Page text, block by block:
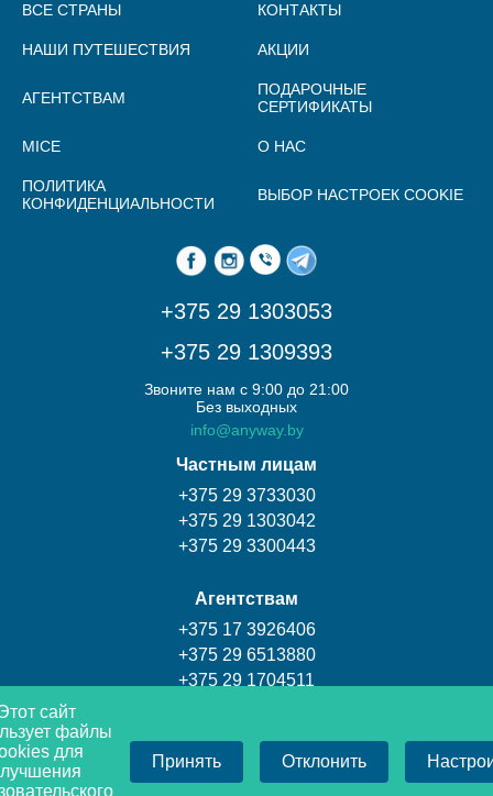
ВСЕ СТРАНЫ КОНТАКТЫ
НАШИ ПУТЕШЕСТВИЯ АКЦИИ
АГЕНТСТВАМ
ПОДАРОЧНЫЕ
СЕРТИФИКАТЫ
MICE О НАС
ПОЛИТИКА
КОНФИДЕНЦИАЛЬНОСТИ
ВЫБОР НАСТРОЕК COOKIE
+375 29 1303053
+375 29 1309393
Звоните нам с 9:00 до 21:00
Без выходных
info@anyway.by
Частным лицам
+375 29 3733030
+375 29 1303042
+375 29 3300443
Агентствам
+375 17 3926406
+375 29 6513880
+375 29 1704511
+375 17 3009393
+375 29 1309393
сайт
файлы
для
Принять Отклонить